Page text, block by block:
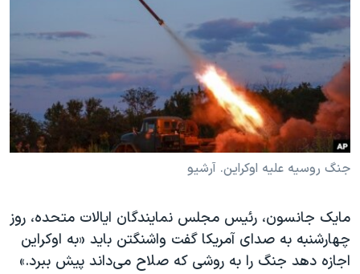
فرهنگ و زندگی
حقوق شهروندی
علم و فناوری
اسرائیل در جنگ
مستندها
انتخابات ریاست جمهوری آمریکا ۲۰۲۴
حمله جمهوری اسلامی به اسرائیل
رمز مهسا
ورزش زنان در ایران
اعتراضات زن، زندگی، آزادی
تریبونال مردمی آبان ۹۸
دادگاه حمید نوری
دنبال کنید
زبانهای مختلف
جنگ روسیه علیه اوکراین. آرشیو
مایک جانسون، رئیس مجلس نمایندگان ایالات متحده، روز
چهارشنبه به صدای آمریکا گفت واشنگتن باید «به اوکراین
اجازه دهد جنگ را به روشی که صلاح می‌داند پیش ببرد.»